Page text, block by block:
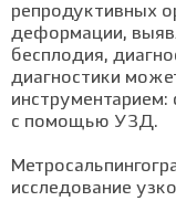
репродуктивных
деформации,
бесплодия,
диагностики
инструментарием:
с помощью УЗД.
исследование